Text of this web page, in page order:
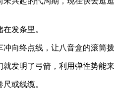
发条里。
向终点线，让八音盒的滚筒
发明了弓箭，利用弹性势能来
或线缆。